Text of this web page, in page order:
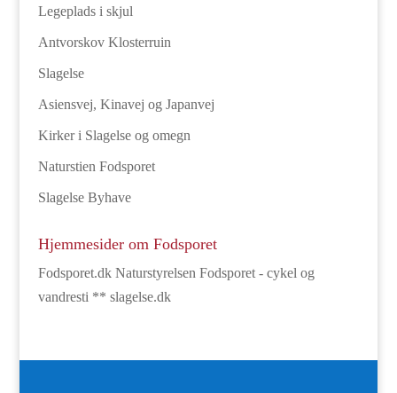
Legeplads i skjul
Antvorskov Klosterruin
Slagelse
Asiensvej, Kinavej og Japanvej
Kirker i Slagelse og omegn
Naturstien Fodsporet
Slagelse Byhave
Hjemmesider om Fodsporet
Fodsporet.dk Naturstyrelsen Fodsporet - cykel og
vandresti ** slagelse.dk